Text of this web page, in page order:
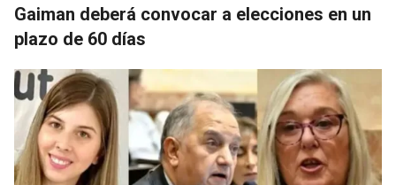
Gaiman deberá convocar a elecciones en un
plazo de 60 días